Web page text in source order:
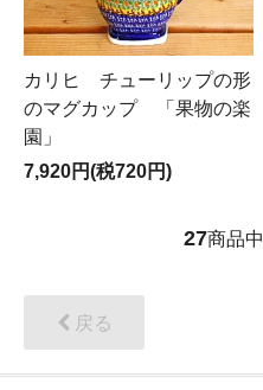
カリヒ チューリップの形
のマグカップ 「果物の楽
園」
7,920円(税720円)
27商品中
戻る